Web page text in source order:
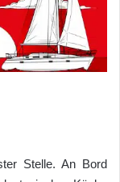
Stelle. An Bord